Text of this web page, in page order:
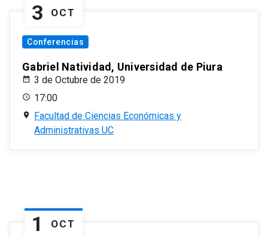
3 OCT
Conferencias
Gabriel Natividad, Universidad de Piura
3 de Octubre de 2019
17:00
Facultad de Ciencias Económicas y
Administrativas UC
1 OCT